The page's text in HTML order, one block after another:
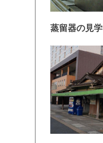
蒸留器の見学